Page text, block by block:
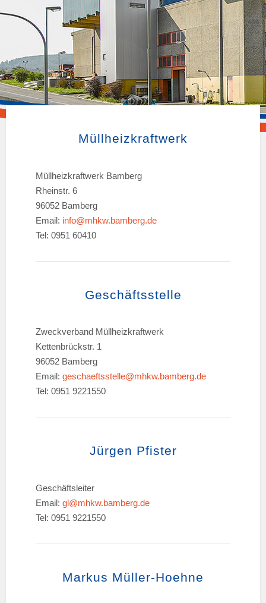
Entsorgungssicherheit - Fernwärme - Strom
Müllheizkraftwerk
Müllheizkraftwerk Bamberg
Rheinstr. 6
96052 Bamberg
Email: info@mhkw.bamberg.de
Tel: 0951 60410
Geschäftsstelle
Zweckverband Müllheizkraftwerk
Kettenbrückstr. 1
96052 Bamberg
Email: geschaeftsstelle@mhkw.bamberg.de
Tel: 0951 9221550
Jürgen Pfister
Geschäftsleiter
Email: gl@mhkw.bamberg.de
Tel: 0951 9221550
Markus Müller-Hoehne